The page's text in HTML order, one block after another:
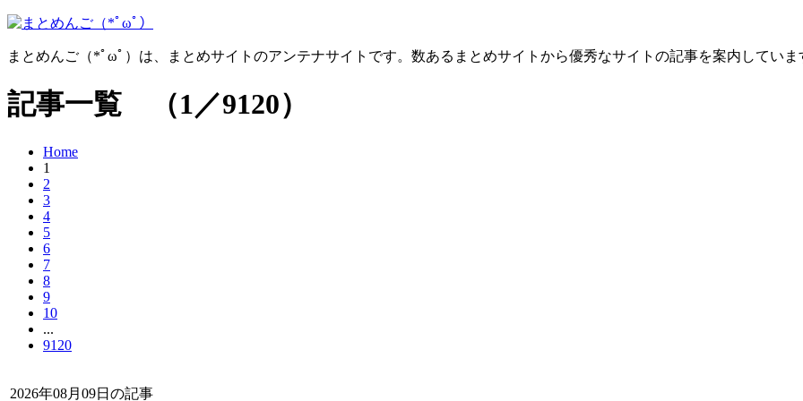
まとめんご（*ﾟωﾟ）は、まとめサイトのアンテナサイトです。数あるまとめサイトから優秀なサイトの記事を案内していま
記事一覧 （1／9120）
Home
1
2
3
4
5
6
7
8
9
10
...
9120
2026年08月09日の記事